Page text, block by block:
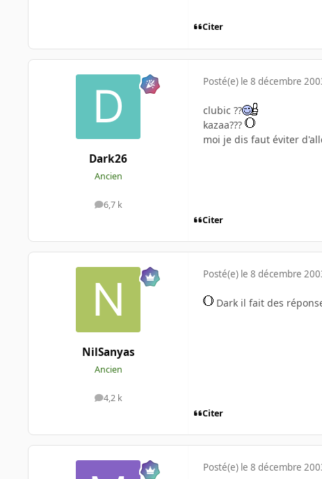
Citer
Dark26
Ancien
6,7 k
messages
Posté(e) le 8 décembre
clubic ??
kazaa???
moi je dis faut éviter
Citer
NilSanyas
Ancien
4,2 k
messages
Posté(e) le 8 décembre
Dark il fait des
Citer
Posté(e) le 8 décembre